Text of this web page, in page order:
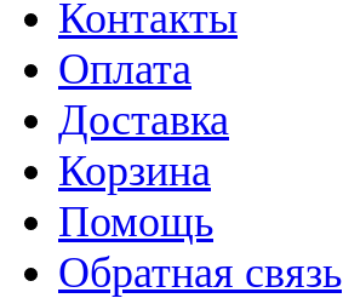
Контакты
Оплата
Доставка
Корзина
Помощь
Обратная связь